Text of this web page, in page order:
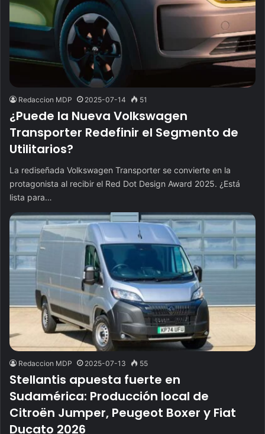
Redaccion MDP 2025-07-14 51
¿Puede la Nueva Volkswagen
Transporter Redefinir el Segmento de
Utilitarios?
La rediseñada Volkswagen Transporter se convierte en la
protagonista al recibir el Red Dot Design Award 2025. ¿Está
lista para…
Redaccion MDP 2025-07-13 55
Stellantis apuesta fuerte en
Sudamérica: Producción local de
Citroën Jumper, Peugeot Boxer y Fiat
Ducato 2026